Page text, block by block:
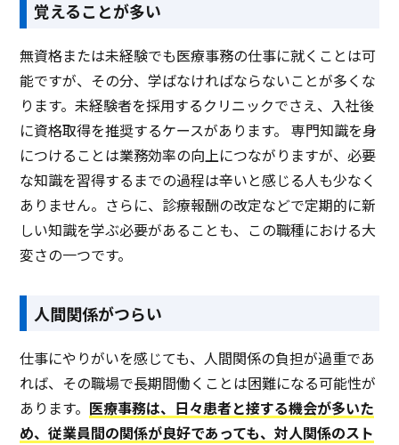
覚えることが多い
無資格または未経験でも医療事務の仕事に就くことは可
能ですが、その分、学ばなければならないことが多くな
ります。未経験者を採用するクリニックでさえ、入社後
に資格取得を推奨するケースがあります。 専門知識を身
につけることは業務効率の向上につながりますが、必要
な知識を習得するまでの過程は辛いと感じる人も少なく
ありません。さらに、診療報酬の改定などで定期的に新
しい知識を学ぶ必要があることも、この職種における大
変さの一つです。
人間関係がつらい
仕事にやりがいを感じても、人間関係の負担が過重であ
れば、その職場で長期間働くことは困難になる可能性が
あります。 医療事務は、日々患者と接する機会が多いた
め、従業員間の関係が良好であっても、対人関係のスト